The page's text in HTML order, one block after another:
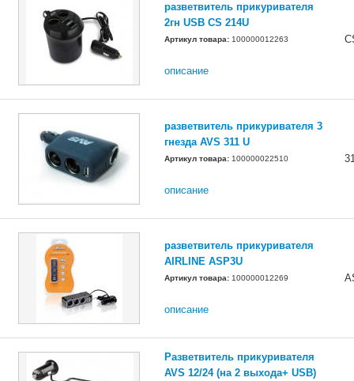
разветвитель прикуривателя
2гн USB CS 214U
Артикул товара: 100000012263
описание
разветвитель прикуривателя 3
гнезда AVS 311 U
Артикул товара: 100000022510
описание
разветвитель прикуривателя
AIRLINE ASP3U
Артикул товара: 100000012269
описание
Разветвитель прикуривателя
AVS 12/24 (на 2 выхода+ USB)